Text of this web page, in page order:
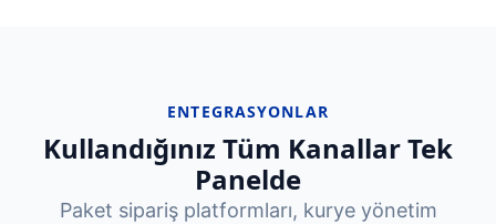
ENTEGRASYONLAR
Kullandığınız Tüm Kanallar Tek
Panelde
Paket sipariş platformları, kurye yönetim